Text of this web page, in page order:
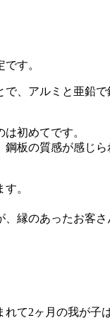
す。
、アルミと亜鉛
初めてです。
板の質感が感じら
。
縁のあったお客
て2ヶ月の我が